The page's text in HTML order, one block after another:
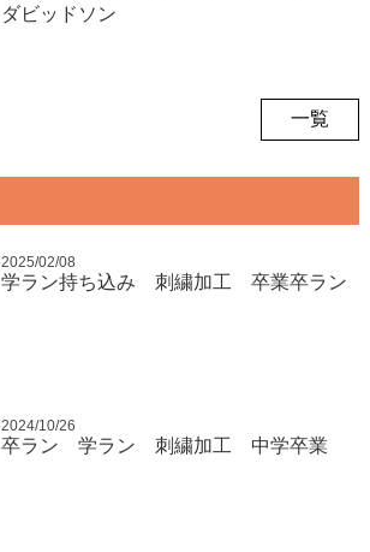
ダビッドソン
一覧
2025/02/08
学ラン持ち込み 刺繍加工 卒業卒ラン
2024/10/26
卒ラン 学ラン 刺繍加工 中学卒業